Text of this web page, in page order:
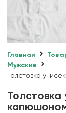
Главная
Мужские
Толстовка
Толстовка
капюшоном